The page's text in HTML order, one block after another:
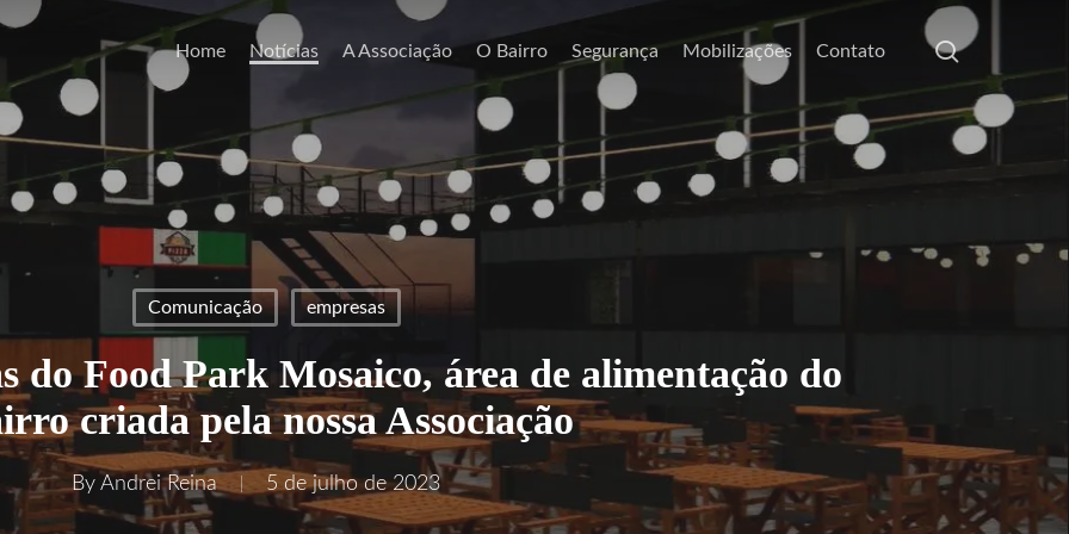
Home Notícias A Associação O Bairro Segurança Mobilizações Contato search
Comunicação empresas
do Food Park Mosaico, área de alimentação do
criada pela nossa Associação
By Andrei Reina 5 de julho de 2023